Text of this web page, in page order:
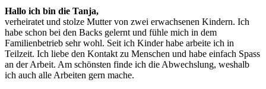
Hallo ich bin die Tanja,
verheiratet und stolze Mutter von zwei erwachsenen Kindern. Ich
habe schon bei den Backs gelernt und fühle mich in dem
Familienbetrieb sehr wohl. Seit ich Kinder habe arbeite ich in
Teilzeit. Ich liebe den Kontakt zu Menschen und habe einfach Spass
an der Arbeit. Am schönsten finde ich die Abwechslung, weshalb
ich auch alle Arbeiten gern mache.